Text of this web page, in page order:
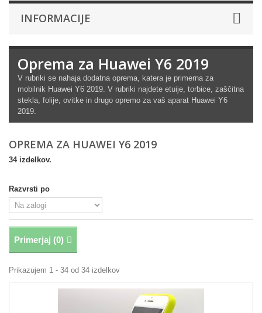
INFORMACIJE
Oprema za Huawei Y6 2019
V rubriki se nahaja dodatna oprema, katera je primerna za
mobilnik Huawei Y6 2019. V rubriki najdete etuije, torbice, zaščitna
stekla, folije, ovitke in drugo opremo za vaš aparat Huawei Y6
2019.
OPREMA ZA HUAWEI Y6 2019
34 izdelkov.
Razvrsti po
Primerjaj (0)
Prikazujem 1 - 34 od 34 izdelkov